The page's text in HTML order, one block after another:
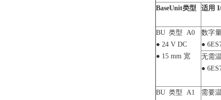
BaseUnit类型 适用
BU 类型 A0
● 24 V DC
● 15 mm 宽
数字
●
无需
●
BU 类型 A1
需要